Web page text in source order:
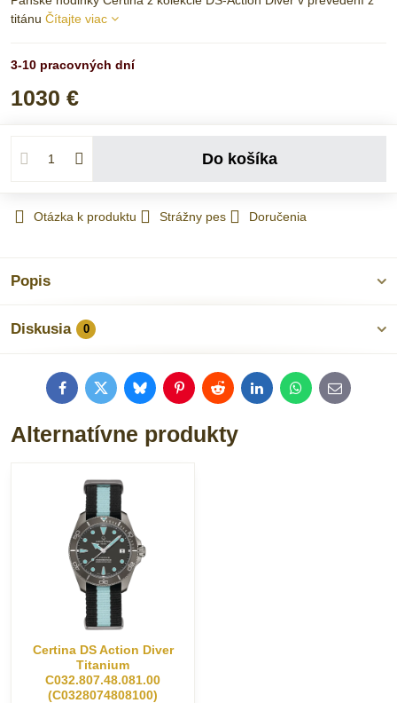
titánu Čítajte viac
3-10 pracovných dní
1030 €
Do košíka
Otázka k produktu Strážny pes Doručenia
Popis
Diskusia 0
FacebookTwitterBlueskyPinterestRedditLinkedInWhatsApp
E-
mail
Alternatívne produkty
Certina DS Action Diver
Titanium
C032.807.48.081.00
(C0328074808100)